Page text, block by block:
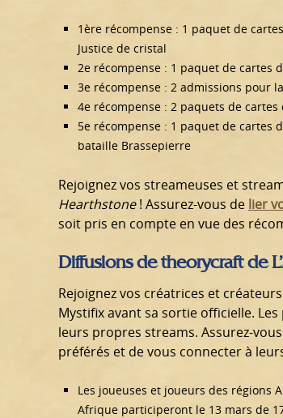
1ère récompense : 1 paquet de
Justice de cristal
2e récompense : 1 paquet de cartes
3e récompense : 2 admissions pour
4e récompense : 2 paquets de cartes
5e récompense : 1 paquet de cartes
bataille Brassepierre
Rejoignez vos streameuses et
Hearthstone! Assurez-vous de lier
soit pris en compte en vue des
Diffusions de theorycraft de
Rejoignez vos créatrices et
Mystifix avant sa sortie officielle.
leurs propres streams. Assurez-
préférés et de vous connecter à
Les joueuses et joueurs des régions
Afrique participeront le 13 mars de